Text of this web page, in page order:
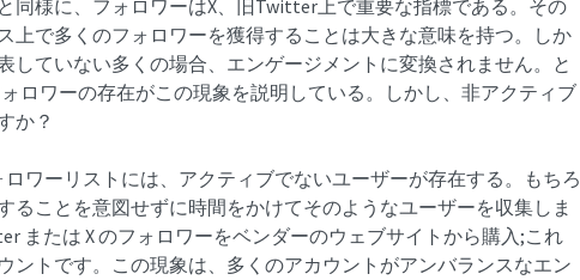
同様に、フォロワーはX、旧Twitter上で重要な指標である。その
上で多くのフォロワーを獲得することは大きな意味を持つ。しか
していない多くの場合、エンゲージメントに変換されません。と
ロワーの存在がこの現象を説明している。しかし、非アクティブ
か？
ワーリストには、アクティブでないユーザーが存在する。もちろ
ることを意図せずに時間をかけてそのようなユーザーを収集しま
または X のフォロワーをベンダーのウェブサイトから購入;これ
ントです。この現象は、多くのアカウントがアンバランスなエン